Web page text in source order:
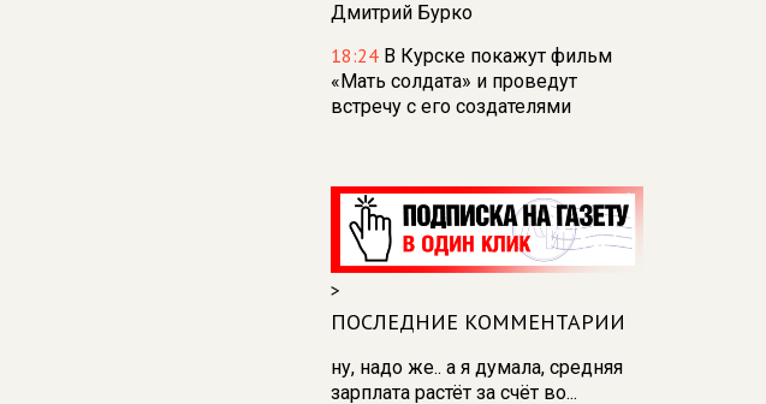
Дмитрий Бурко
18:24 В Курске покажут фильм
«Мать солдата» и проведут
встречу с его создателями
из‑за проблем с водоснабжением
17:23
В Курске установили две
камеры ПДД на превышение
скорости
16:55В Курске жителя
Тюменской области осудили за
незаконную перевозку
>
ПОСЛЕДНИЕ КОММЕНТАРИИ
ну, надо же.. а я думала, средняя
зарплата растёт за счёт во...